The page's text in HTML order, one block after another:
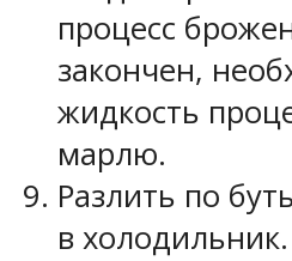
процесс
закончен,
жидкость
марлю.
Разлить по
в холодильник.